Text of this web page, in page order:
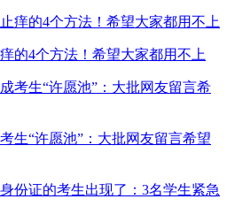
的4个方法！希望大家都用不上
生“许愿池”：大批网友留言希望